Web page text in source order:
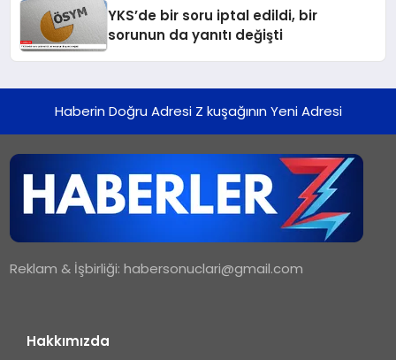
YKS’de bir soru iptal edildi, bir
sorunun da yanıtı değişti
Haberin Doğru Adresi Z kuşağının Yeni Adresi
Reklam & İşbirliği:habersonuclari@gmail.com
Hakkımızda